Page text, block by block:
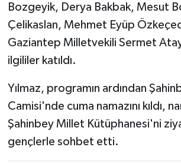
Bozgeyik, Derya Bakbak, Mesut
Çelikaslan, Mehmet Eyüp
Gaziantep Milletvekili Sermet
ilgililer katıldı.
Yılmaz, programın ardından
Camisi'nde cuma namazını kıldı,
Şahinbey Millet Kütüphanesi'ni
gençlerle sohbet etti.